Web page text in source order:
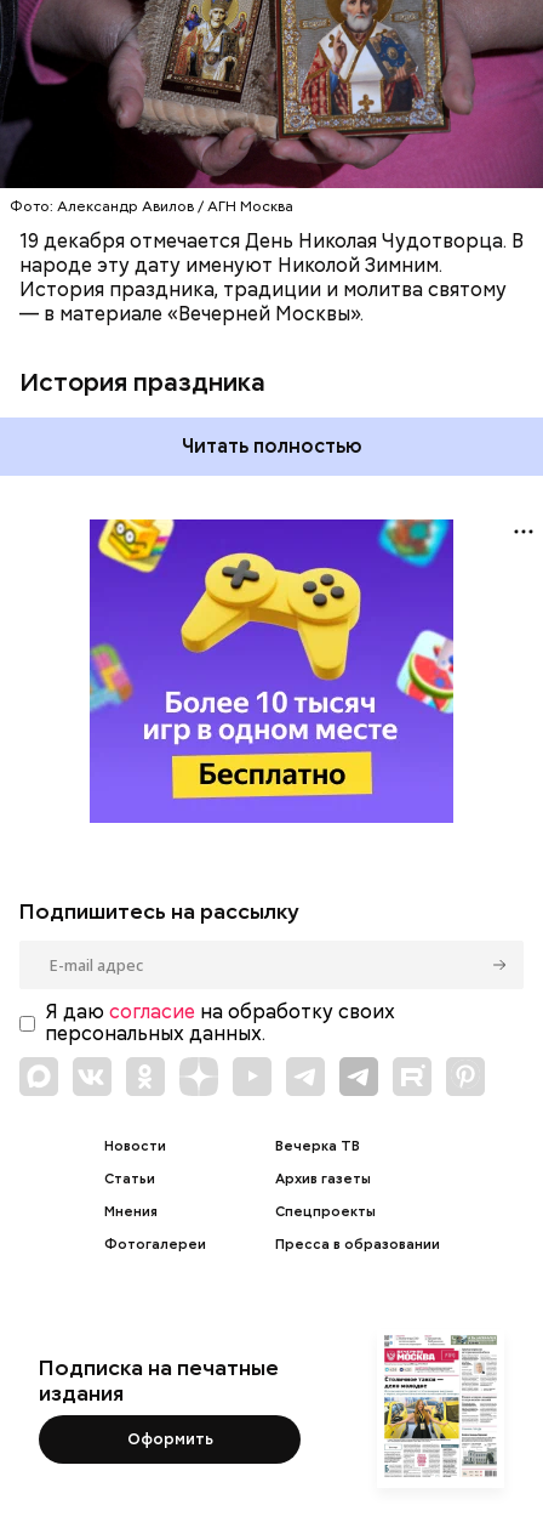
Фото: Александр Авилов / АГН Москва
19 декабря отмечается День Николая Чудотворца. В
народе эту дату именуют Николой Зимним.
История праздника, традиции и молитва святому
— в материале «Вечерней Москвы».
История праздника
Читать полностью
ХРИСТИАНСТВО
РЕЛИГИЯ ЦЕРКОВЬ
Подпишитесь на рассылку
Я даю согласие на обработку своих
персональных данных.
Новости
Статьи
Мнения
Фотогалереи
Вечерка ТВ
Архив газеты
Спецпроекты
Пресса в образовании
Подписка на печатные
издания
Оформить